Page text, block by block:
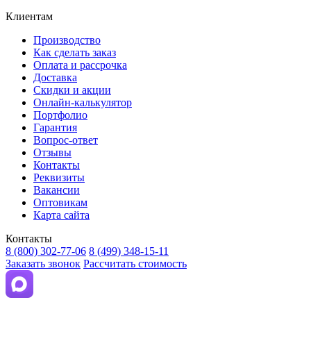
Клиентам
Производство
Как сделать заказ
Оплата и рассрочка
Доставка
Скидки и акции
Онлайн-калькулятор
Портфолио
Гарантия
Вопрос-ответ
Отзывы
Контакты
Реквизиты
Вакансии
Оптовикам
Карта сайта
Контакты
8 (800) 302-77-06 8 (499) 348-15-11
Заказать звонок Рассчитать стоимость